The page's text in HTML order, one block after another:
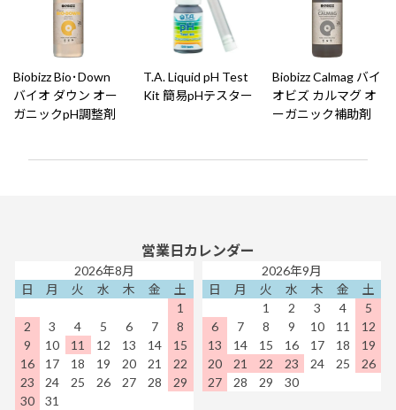
Biobizz Bio･Down
バイオ ダウン オー
ガニックpH調整剤
T.A. Liquid pH Test
Kit 簡易pHテスター
Biobizz Calmag バイ
オビズ カルマグ オ
ーガニック補助剤
営業日カレンダー
2026年8月
日
月 火 水 木 金
土
1
2
3 4 5 6 7
8
9
10 11 12 13 14
15
16
17 18 19 20 21
22
23
24 25 26 27 28
29
30
31
2026年9月
日
月 火 水 木 金
土
1
2 3 4
5
6
7 8 9 10 11
12
13
14 15 16 17 18
19
20
21 22 23 24 25
26
27
28 29 30